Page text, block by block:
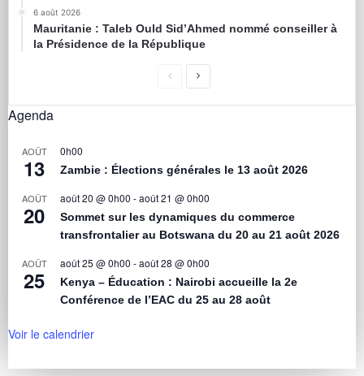
6 août 2026
Mauritanie : Taleb Ould Sid’Ahmed nommé conseiller à
la Présidence de la République
Agenda
AOÛT
13
0h00
Zambie : Élections générales le 13 août 2026
AOÛT
20
août 20 @ 0h00 -août 21 @ 0h00
Sommet sur les dynamiques du commerce
transfrontalier au Botswana du 20 au 21 août 2026
AOÛT
25
août 25 @ 0h00 -août 28 @ 0h00
Kenya – Éducation : Nairobi accueille la 2e
Conférence de l’EAC du 25 au 28 août
Voir le calendrier